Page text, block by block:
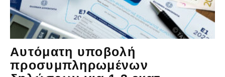
Αυτόματη υποβολή
προσυμπληρωμένων